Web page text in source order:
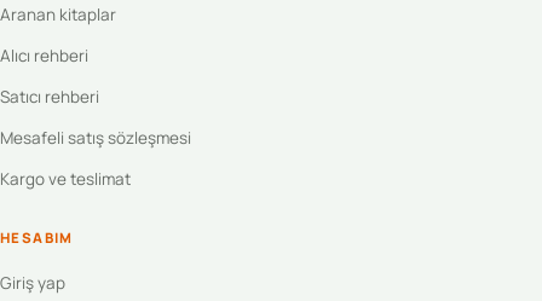
Aranan kitaplar
Alıcı rehberi
Satıcı rehberi
Mesafeli satış sözleşmesi
Kargo ve teslimat
HESABIM
Giriş yap